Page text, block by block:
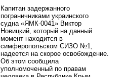
Капитан задержанного
пограничниками украинского
судна «ЯМК-0041» Виктор
Новицкий, который на данный
момент находится в
симферопольском СИЗО №1,
надеется на скорое освобождение.
Об этом сообщила
уполномоченный по правам